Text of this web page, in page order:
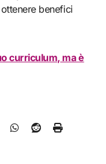
benefici
curriculum, ma è